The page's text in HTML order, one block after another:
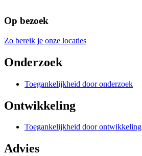
Op bezoek
Zo bereik je onze locaties
Onderzoek
Toegankelijkheid door onderzoek
Ontwikkeling
Toegankelijkheid door ontwikkeling
Advies